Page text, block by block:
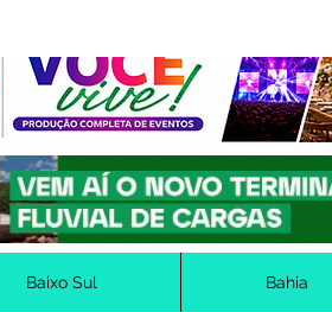
Baixo Sul Bahia